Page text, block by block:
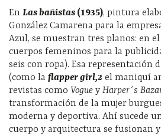
En Las bañistas (1935), pintura
González Camarena para la
Azul, se muestran tres planos: en
cuerpos femeninos para la
seis con ropa). Esa representación
(como la flapper girl,2 el maniquí
revistas como Vogue y Harper´s
transformación de la mujer
moderna y deportiva. Ahí sucede
cuerpo y arquitectura se fusionan